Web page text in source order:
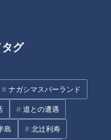
タグ
ナガシマスパーランド
道との遭遇
島 北辻利寿
圧
千里子 石丸幹二